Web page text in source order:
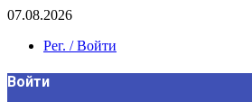
07.08.2026
Рег. / Войти
Войти